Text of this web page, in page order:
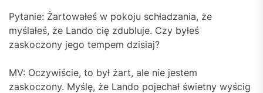
Pytanie: Żartowałeś w pokoju schładzania, że
myślałeś, że Lando cię zdubluje. Czy byłeś
zaskoczony jego tempem dzisiaj?
MV: Oczywiście, to był żart, ale nie jestem
zaskoczony. Myślę, że Lando pojechał świetny wyścig